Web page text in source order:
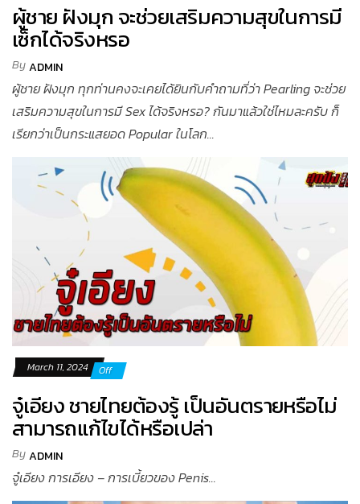
ผู้ชาย ฝังมุก จะช่วยเสริมความสุขในการมี
เซ็กได้จริงหรอ
ByADMIN
ผู้ชาย ฝังมุก ทุกท่านคงจะเคยได้ยินกับคำถามที่ว่า Pearling จะช่วย
เสริมความสุขในการมี Sex ได้จริงหรอ? กันมาแล้วใช่ไหมละครับ ก็
เรียกว่าเป็นกระแสยอด Popular ในโลก...
March 11, 2024 Off
จู๋เอียง ชายไทยต้องรู้ เป็นอันตรายหรือไม่
สามารถแก้ไขได้หรือเปล่า
ByADMIN
จู๋เอียง การเอียง – การเบี้ยวของ Penis...